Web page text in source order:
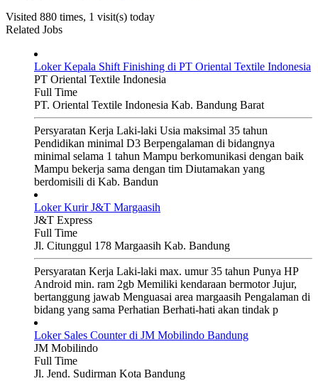
Visited 880 times, 1 visit(s) today
Related Jobs
Loker Kepala Shift Finishing di PT Oriental Textile Indonesia
PT Oriental Textile Indonesia
Full Time
PT. Oriental Textile Indonesia Kab. Bandung Barat
Persyaratan Kerja Laki-laki Usia maksimal 35 tahun
Pendidikan minimal D3 Berpengalaman di bidangnya
minimal selama 1 tahun Mampu berkomunikasi dengan baik
Mampu bekerja sama dengan tim Diutamakan yang
berdomisili di Kab. Bandun
Loker Kurir J&T Margaasih
J&T Express
Full Time
Jl. Citunggul 178 Margaasih Kab. Bandung
Persyaratan Kerja Laki-laki max. umur 35 tahun Punya HP
Android min. ram 2gb Memiliki kendaraan bermotor Jujur,
bertanggung jawab Menguasai area margaasih Pengalaman di
bidang yang sama Perhatian Berhati-hati akan tindak p
Loker Sales Counter di JM Mobilindo Bandung
JM Mobilindo
Full Time
Jl. Jend. Sudirman Kota Bandung